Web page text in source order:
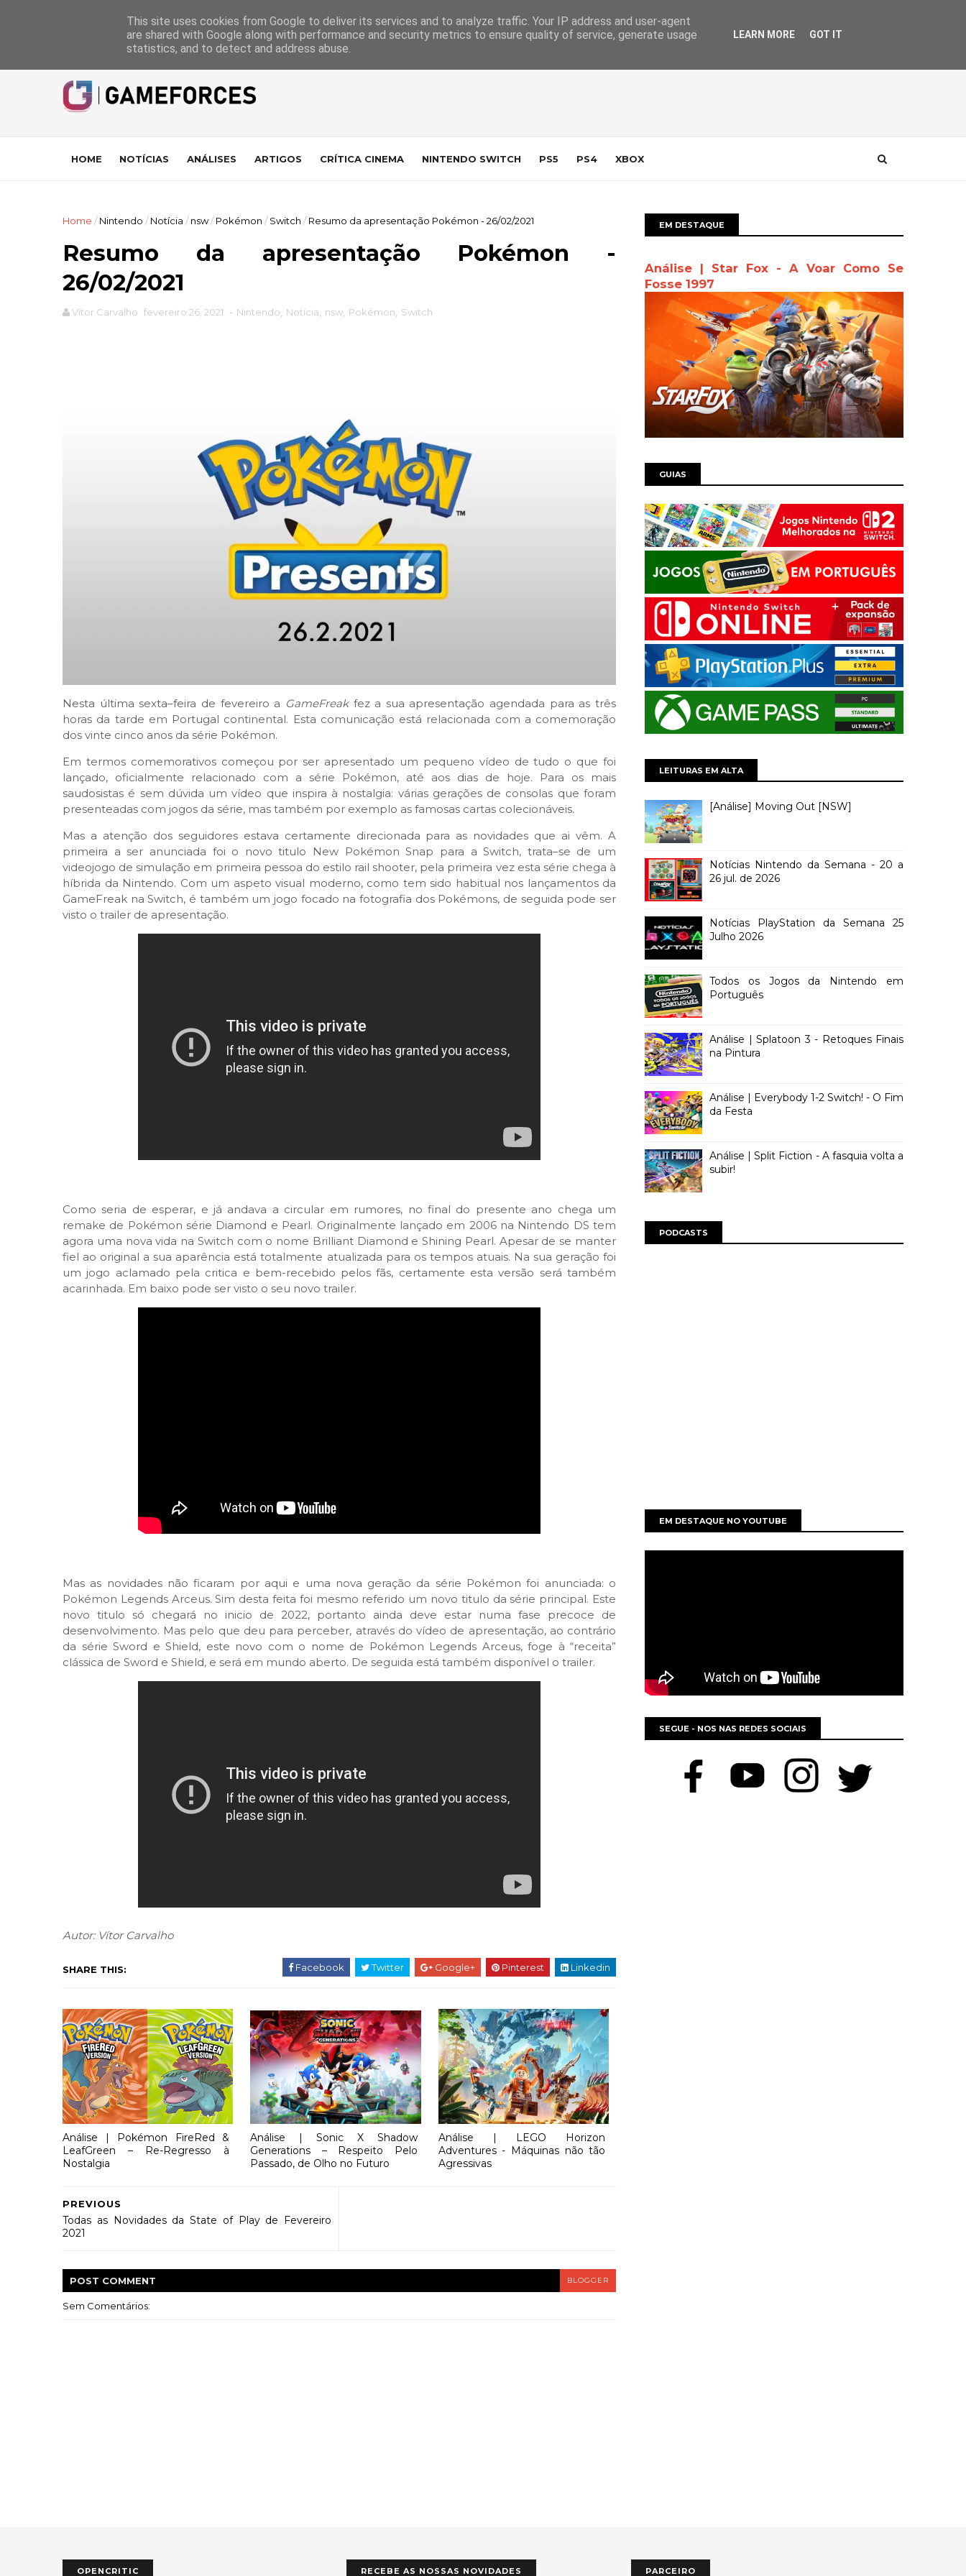
A equipa Pontuações das Análises Suporte da Indústria Contacto
HOME NOTÍCIAS ANÁLISES ARTIGOS CRÍTICA CINEMA NINTENDO SWITCH PS5 PS4 XBOX
Home / Nintendo / Notícia / nsw/ Pokémon / Switch / Resumo da apresentação Pokémon - 26/02/2021
Resumo da apresentação Pokémon -
26/02/2021
Vítor Carvalho fevereiro 26, 2021 - Nintendo Notícia nsw Pokémon Switch
Nesta última sexta–feira de fevereiro a GameFreakfez a sua apresentação agendada para as três
horas da tarde em Portugal continental. Esta comunicação está relacionada com a comemoração
dos vinte cinco anos da série Pokémon.
Em termos comemorativos começou por ser apresentado um pequeno vídeo de tudo o que foi
lançado, oficialmente relacionado com a série Pokémon, até aos dias de hoje. Para os mais
saudosistas é sem dúvida um vídeo que inspira à nostalgia: várias gerações de consolas que foram
presenteadas com jogos da série, mas também por exemplo as famosas cartas colecionáveis.
Mas a atenção dos seguidores estava certamente direcionada para as novidades que ai vêm. A
primeira a ser anunciada foi o novo titulo New Pokémon Snap para a Switch, trata–se de um
videojogo de simulação em primeira pessoa do estilo rail shooter, pela primeira vez esta série chega à
híbrida da Nintendo. Com um aspeto visual moderno, como tem sido habitual nos lançamentos da
GameFreak na Switch, é também um jogo focado na fotografia dos Pokémons, de seguida pode ser
visto o trailer de apresentação.
Como seria de esperar, e já andava a circular em rumores, no final do presente ano chega um
remake de Pokémon série Diamond e Pearl. Originalmente lançado em 2006 na Nintendo DS tem
agora uma nova vida na Switch com o nome Brilliant Diamond e Shining Pearl. Apesar de se manter
fiel ao original a sua aparência está totalmente atualizada para os tempos atuais. Na sua geração foi
um jogo aclamado pela critica e bem-recebido pelos fãs, certamente esta versão será também
acarinhada. Em baixo pode ser visto o seu novo trailer.
Mas as novidades não ficaram por aqui e uma nova geração da série Pokémon foi anunciada: o
Pokémon Legends Arceus. Sim desta feita foi mesmo referido um novo titulo da série principal. Este
novo titulo só chegará no inicio de 2022, portanto ainda deve estar numa fase precoce de
desenvolvimento. Mas pelo que deu para perceber, através do vídeo de apresentação, ao contrário
da série Sword e Shield, este novo com o nome de Pokémon Legends Arceus, foge à “receita”
clássica de Sword e Shield, e será em mundo aberto. De seguida está também disponível o trailer.
Autor: Vítor Carvalho
SHARE THIS: Facebook Twitter Google+ Pinterest Linkedin
Análise | Pokémon FireRed &
LeafGreen – Re-Regresso à
Nostalgia
Análise | Sonic X Shadow
Generations – Respeito Pelo
Passado, de Olho no Futuro
Análise | LEGO Horizon
Adventures - Máquinas não tão
Agressivas
PREVIOUS
Todas as Novidades da State of Play de Fevereiro
2021
POST COMMENT BLOGGER
Sem Comentários:
EM DESTAQUE
Análise | Star Fox - A Voar Como Se
Fosse 1997
GUIAS
LEITURAS EM ALTA
[Análise] Moving Out [NSW]
Notícias Nintendo da Semana - 20 a
26 jul. de 2026
Notícias PlayStation da Semana 25
Julho 2026
Todos os Jogos da Nintendo em
Português
Análise | Splatoon 3 - Retoques Finais
na Pintura
Análise | Everybody 1-2 Switch! - O Fim
da Festa
Análise | Split Fiction - A fasquia volta a
subir!
PODCASTS
EM DESTAQUE NO YOUTUBE
SEGUE - NOS NAS REDES SOCIAIS
OPENCRITIC RECEBE AS NOSSAS NOVIDADES PARCEIRO
This site uses cookies from Google to deliver its services and to analyze traffic. Your IP address and user-agent
are shared with Google along with performance and security metrics to ensure quality of service, generate usage
statistics, and to detect and address abuse.
LEARN MORE GOT IT